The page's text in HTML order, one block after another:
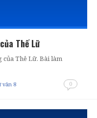
Thế Lữ
Thê Lữ. Bài làm
văn 8 0